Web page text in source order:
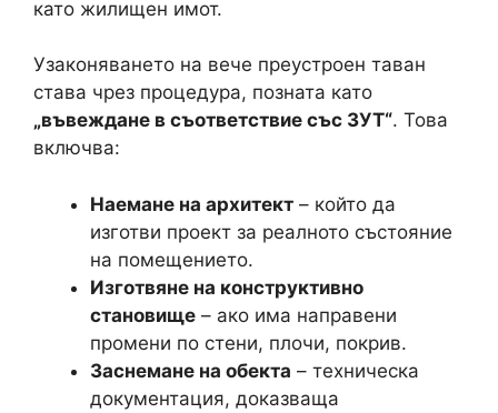
като жилищен имот.
Узаконяването на вече преустроен таван
става чрез процедура, позната като
„въвеждане в съответствие със ЗУТ“. Това
включва:
Наемане на архитект – който да
изготви проект за реалното състояние
на помещението.
Изготвяне на конструктивно
становище – ако има направени
промени по стени, плочи, покрив.
Заснемане на обекта – техническа
документация, доказваща